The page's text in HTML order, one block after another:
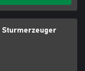
Sturmerzeuger